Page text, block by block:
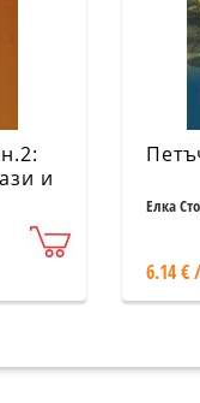
и
Елка
6.14 €